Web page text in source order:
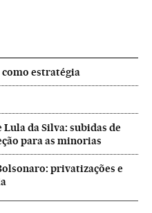
estratégia
da Silva: subidas de
para as minorias
privatizações e